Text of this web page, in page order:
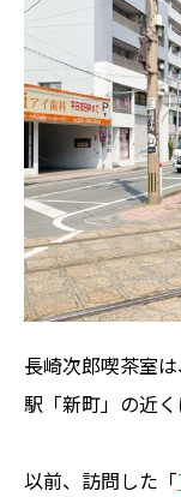
長崎次郎喫茶室
駅「新町」の近く
以前、訪問した「